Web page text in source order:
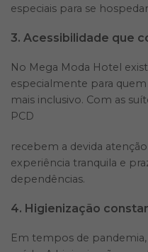
especiais para se
3. Acessibilidade que
No Mega Moda Hotel
especialmente para
mais inclusivo. Com as
PCD
recebem a devida
experiência tranquila e
dependências.
4. Higienização
Em tempos de